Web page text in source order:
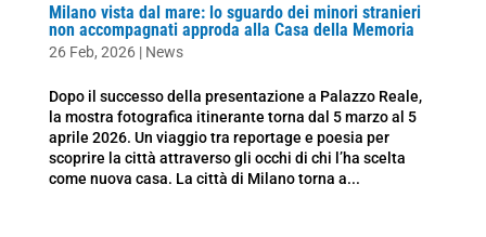
Milano vista dal mare: lo sguardo dei minori stranieri
non accompagnati approda alla Casa della Memoria
26 Feb, 2026| News
Dopo il successo della presentazione a Palazzo Reale,
la mostra fotografica itinerante torna dal 5 marzo al 5
aprile 2026. Un viaggio tra reportage e poesia per
scoprire la città attraverso gli occhi di chi l’ha scelta
come nuova casa. La città di Milano torna a...